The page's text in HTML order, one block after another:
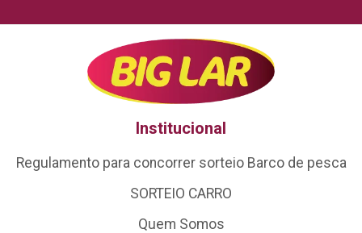
Institucional
Regulamento para concorrer sorteio Barco de pesca
SORTEIO CARRO
Quem Somos